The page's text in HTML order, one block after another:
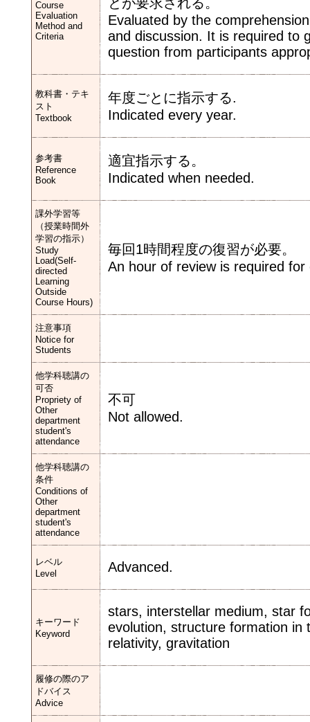
Course
Evaluation
Method and
Criteria
Evaluated by the
and discussion. It is required to
question from participants
教科書・テキ
スト
Textbook
年度ごとに指示する.
Indicated every year.
参考書
Reference
Book
適宜指示する。
Indicated when needed.
課外学習等
（授業時間外
学習の指示）
Study
Load(Self-
directed
Learning
Outside
Course Hours)
毎回1時間程度の復習が必要。
An hour of review is required for
注意事項
Notice for
Students
他学科聴講の
可否
Propriety of
Other
department
student's
attendance
不可
Not allowed.
他学科聴講の
条件
Conditions of
Other
department
student's
attendance
レベル
Level
Advanced.
キーワード
Keyword
stars, interstellar medium, star
evolution, structure formation in
relativity, gravitation
履修の際のア
ドバイス
Advice